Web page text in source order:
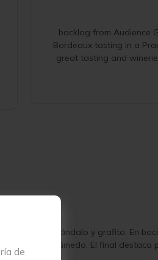
de
backlog from Audience
Bordeaux tasting in a
great tasting and
de sándalo y grafito. En
y cemento húmedo. El final destaca